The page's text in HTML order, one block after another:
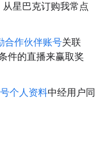
从星巴克订购我常点
合作伙伴账号关联
件的直播来赢取奖
个人资料中经用户同